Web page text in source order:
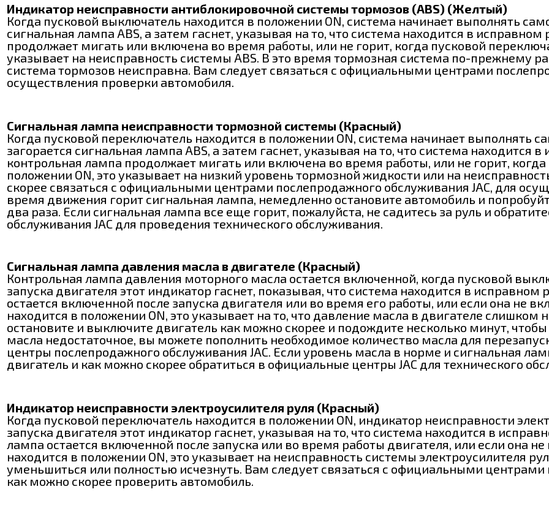
Индикатор неисправности антиблокировочной системы тормозов (ABS) (Желтый)
Когда пусковой выключатель находится в положении ON, система начинает выполнять
сигнальная лампа ABS, а затем гаснет, указывая на то, что система находится в
продолжает мигать или включена во время работы, или не горит, когда пусковой
указывает на неисправность системы ABS. В это время тормозная система по-прежнему
система тормозов неисправна. Вам следует связаться с официальными центрами
осуществления проверки автомобиля.
Сигнальная лампа неисправности тормозной системы (Красный)
Когда пусковой переключатель находится в положении ON, система начинает выполнять
загорается сигнальная лампа ABS, а затем гаснет, указывая на то, что система находится
контрольная лампа продолжает мигать или включена во время работы, или не горит,
положении ON, это указывает на низкий уровень тормозной жидкости или на
скорее связаться с официальными центрами послепродажного обслуживания JAC, для
время движения горит сигнальная лампа, немедленно остановите автомобиль и
два раза. Если сигнальная лампа все еще горит, пожалуйста, не садитесь за руль и
обслуживания JAC для проведения технического обслуживания.
Сигнальная лампа давления масла в двигателе (Красный)
Контрольная лампа давления моторного масла остается включенной, когда пусковой
запуска двигателя этот индикатор гаснет, показывая, что система находится в
остается включенной после запуска двигателя или во время его работы, или если она не
находится в положении ON, это указывает на то, что давление масла в двигателе
остановите и выключите двигатель как можно скорее и подождите несколько минут,
масла недостаточное, вы можете пополнить необходимое количество масла для
центры послепродажного обслуживания JAC. Если уровень масла в норме и сигнальная
двигатель и как можно скорее обратиться в официальные центры JAC для технического
Индикатор неисправности электроусилителя руля (Красный)
Когда пусковой переключатель находится в положении ON, индикатор неисправности
запуска двигателя этот индикатор гаснет, указывая на то, что система находится в
лампа остается включенной после запуска или во время работы двигателя, или если она
находится в положении ON, это указывает на неисправность системы электроусилителя
уменьшиться или полностью исчезнуть. Вам следует связаться с официальными центрами
как можно скорее проверить автомобиль.